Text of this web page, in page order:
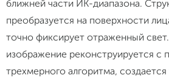
ближней части ИК-диапазона.
преобразуется на поверхности
точно фиксирует отраженный
изображение реконструируется
трехмерного алгоритма,